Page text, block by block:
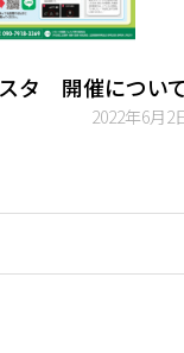
タ 開催につい
2022年6月2